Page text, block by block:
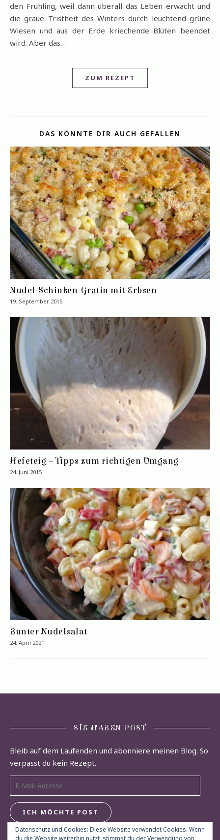
den Frühling, weil dann überall das Leben erwacht und
die graue Tristheit des Winters durch leuchtend grüne
Wiesen und aus der Erde kriechende Blüten beendet
wird. Aber das…
ZUM REZEPT
DAS KÖNNTE DIR AUCH GEFALLEN
Nudel-Schinken-Gratin mit Erbsen
19. September 2015
Hefeteig – Tipps zum richtigen Umgang
24. Juni 2015
Bunter Nudelsalat
24. April 2021
SIE HABEN POST
Bleib auf dem Laufenden und abonniere meinen Blog. So
verpasst du kein Rezept.
E-Mail-Adresse
ICH MÖCHTE POST
Datenschutz und Cookies: Diese Website verwendet Cookies. Wenn
du die Website weiterhin nutzt, stimmst du der Verwendung von